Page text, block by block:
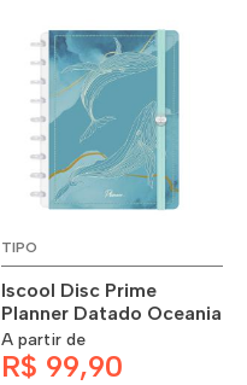
TIPO
Iscool Disc Prime
Planner Datado Oceania
A partir de
R$ 99,90